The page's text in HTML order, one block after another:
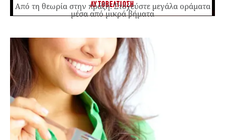
ΑΥΤΟΒΕΛΤΙΩΣΗ
Από τη θεωρία στην πράξη: Στοχεύστε μεγάλα οράματα
μέσα από μικρά βήματα